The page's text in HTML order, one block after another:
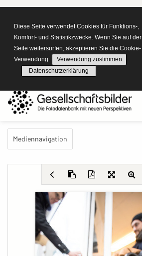
Diese Seite verwendet Cookies für Funktions-,
Komfort- und Statistikzwecke. Wenn Sie auf der
Seite weitersurfen, akzeptieren Sie die Cookie-
Verwendung:
Verwendung zustimmen
Datenschutzerklärung
Mediennavigation